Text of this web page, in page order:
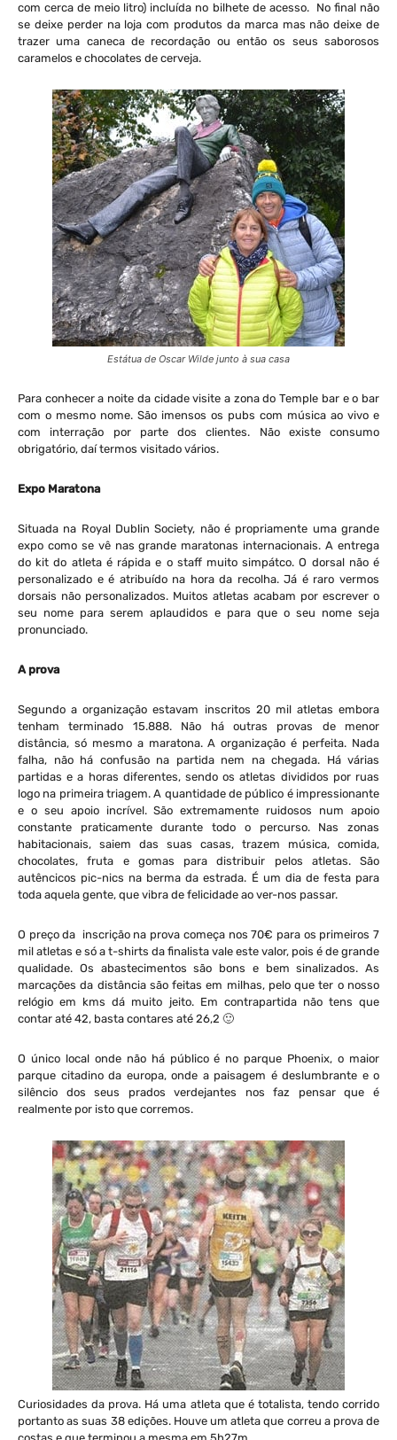
com cerca de meio litro) incluída no bilhete de acesso. No final não
se deixe perder na loja com produtos da marca mas não deixe de
trazer uma caneca de recordação ou então os seus saborosos
caramelos e chocolates de cerveja.
Estátua de Oscar Wilde junto à sua casa
Para conhecer a noite da cidade visite a zona do Temple bar e o bar
com o mesmo nome. São imensos os pubs com música ao vivo e
com interração por parte dos clientes. Não existe consumo
obrigatório, daí termos visitado vários.
Expo Maratona
Situada na Royal Dublin Society, não é propriamente uma grande
expo como se vê nas grande maratonas internacionais. A entrega
do kit do atleta é rápida e o staff muito simpátco. O dorsal não é
personalizado e é atribuído na hora da recolha. Já é raro vermos
dorsais não personalizados. Muitos atletas acabam por escrever o
seu nome para serem aplaudidos e para que o seu nome seja
pronunciado.
A prova
Segundo a organização estavam inscritos 20 mil atletas embora
tenham terminado 15.888. Não há outras provas de menor
distância, só mesmo a maratona. A organização é perfeita. Nada
falha, não há confusão na partida nem na chegada. Há várias
partidas e a horas diferentes, sendo os atletas divididos por ruas
logo na primeira triagem. A quantidade de público é impressionante
e o seu apoio incrível. São extremamente ruidosos num apoio
constante praticamente durante todo o percurso. Nas zonas
habitacionais, saiem das suas casas, trazem música, comida,
chocolates, fruta e gomas para distribuir pelos atletas. São
autêncicos pic-nics na berma da estrada. É um dia de festa para
toda aquela gente, que vibra de felicidade ao ver-nos passar.
O preço da inscrição na prova começa nos 70€ para os primeiros 7
mil atletas e só a t-shirts da finalista vale este valor, pois é de grande
qualidade. Os abastecimentos são bons e bem sinalizados. As
marcações da distância são feitas em milhas, pelo que ter o nosso
relógio em kms dá muito jeito. Em contrapartida não tens que
contar até 42, basta contares até 26,2 🙂
O único local onde não há público é no parque Phoenix, o maior
parque citadino da europa, onde a paisagem é deslumbrante e o
silêncio dos seus prados verdejantes nos faz pensar que é
realmente por isto que corremos.
Curiosidades da prova. Há uma atleta que é totalista, tendo corrido
portanto as suas 38 edições. Houve um atleta que correu a prova de